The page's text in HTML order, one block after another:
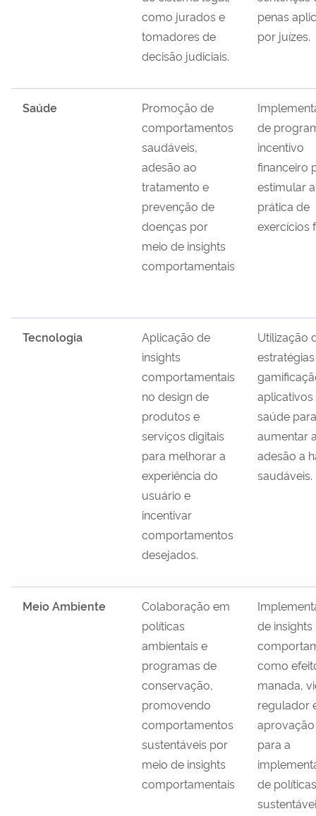
como jurados e
tomadores de
decisão judiciais.
penas
por juízes.
Saúde
Promoção de
comportamentos
saudáveis,
adesão ao
tratamento e
prevenção de
doenças por
meio de insights
comportamentais
de
incentivo
financeiro
estimular a
prática de
exercícios
Tecnologia
Aplicação de
insights
comportamentais
no design de
produtos e
serviços digitais
para melhorar a
experiência do
usuário e
incentivar
comportamentos
desejados.
Utilização
aplicativos
saúde para
aumentar
adesão a
saudáveis.
Meio Ambiente
Colaboração em
políticas
ambientais e
programas de
conservação,
promovendo
comportamentos
sustentáveis por
meio de insights
comportamentais
de insights
como
manada,
regulador
para a
de políticas